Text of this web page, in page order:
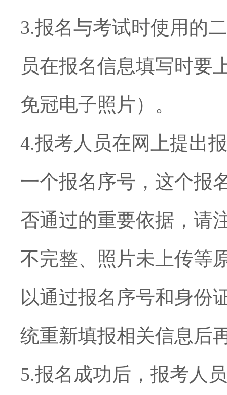
3.报名与考试时使用的
员在报名信息填写时要
免冠电子照片）。
4.报考人员在网上提出
一个报名序号，这个报
否通过的重要依据，请
不完整、照片未上传等
以通过报名序号和身份
统重新填报相关信息后
5.报名成功后，报考人